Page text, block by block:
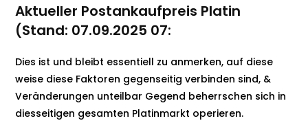
Aktueller Postankaufpreis Platin
(Stand: 07.09.2025 07:
Dies ist und bleibt essentiell zu anmerken, auf diese
weise diese Faktoren gegenseitig verbinden sind, &
Veränderungen unteilbar Gegend beherrschen sich in
diesseitigen gesamten Platinmarkt operieren.